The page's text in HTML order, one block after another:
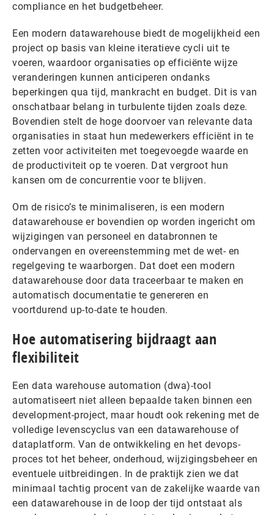
compliance en het budgetbeheer.
Een modern datawarehouse biedt de mogelijkheid een
project op basis van kleine iteratieve cycli uit te
voeren, waardoor organisaties op efficiënte wijze
veranderingen kunnen anticiperen ondanks
beperkingen qua tijd, mankracht en budget. Dit is van
onschatbaar belang in turbulente tijden zoals deze.
Bovendien stelt de hoge doorvoer van relevante data
organisaties in staat hun medewerkers efficiënt in te
zetten voor activiteiten met toegevoegde waarde en
de productiviteit op te voeren. Dat vergroot hun
kansen om de concurrentie voor te blijven.
Om de risico’s te minimaliseren, is een modern
datawarehouse er bovendien op worden ingericht om
wijzigingen van personeel en databronnen te
ondervangen en overeenstemming met de wet- en
regelgeving te waarborgen. Dat doet een modern
datawarehouse door data traceerbaar te maken en
automatisch documentatie te genereren en
voortdurend up-to-date te houden.
Hoe automatisering bijdraagt aan
flexibiliteit
Een data warehouse automation (dwa)-tool
automatiseert niet alleen bepaalde taken binnen een
development-project, maar houdt ook rekening met de
volledige levenscyclus van een datawarehouse of
dataplatform. Van de ontwikkeling en het devops-
proces tot het beheer, onderhoud, wijzigingsbeheer en
eventuele uitbreidingen. In de praktijk zien we dat
minimaal tachtig procent van de zakelijke waarde van
een datawarehouse in de loop der tijd ontstaat als